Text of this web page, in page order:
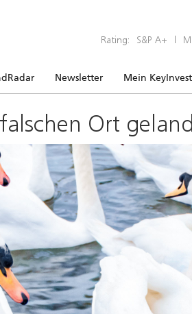
Rating: S&P A+ |
Newsletter Mein KeyInvest
Ort